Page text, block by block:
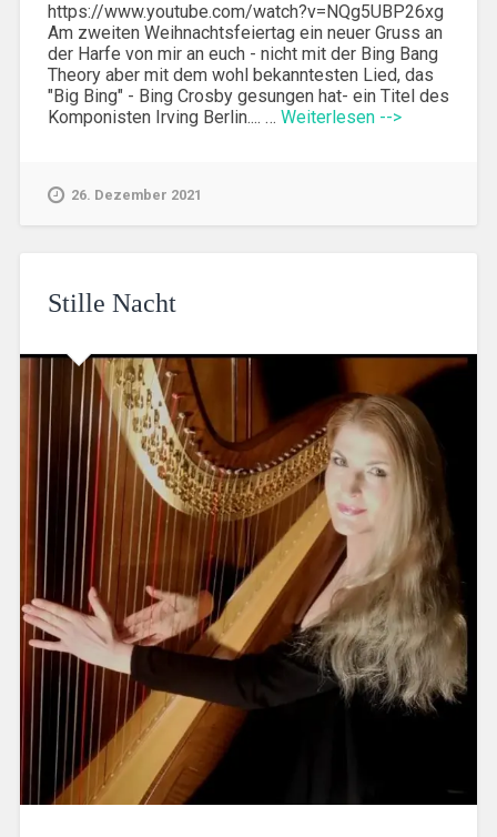
https://www.youtube.com/watch?v=NQg5UBP26xg
Am zweiten Weihnachtsfeiertag ein neuer Gruss an
der Harfe von mir an euch - nicht mit der Bing Bang
Theory aber mit dem wohl bekanntesten Lied, das
"Big Bing" - Bing Crosby gesungen hat- ein Titel des
Komponisten Irving Berlin.... … Weiterlesen -->
26. Dezember 2021
Stille Nacht